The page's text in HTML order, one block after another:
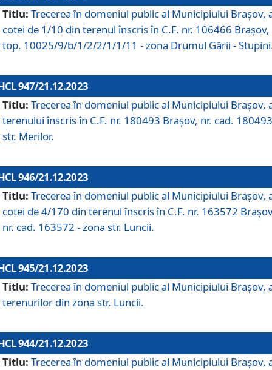
Titlu: Trecerea în domeniul public al Municipiului Braşov,
cotei de 1/10 din terenul înscris în C.F. nr. 106466 Brașov,
top. 10025/9/b/1/2/2/1/1/11 - zona Drumul Gării -
947/21.12.2023
Titlu: Trecerea în domeniul public al Municipiului Braşov,
terenului înscris în C.F. nr. 180493 Brașov, nr. cad.
str. Merilor.
946/21.12.2023
Titlu: Trecerea în domeniul public al Municipiului Braşov,
cotei de 4/170 din terenul înscris în C.F. nr. 163572
nr. cad. 163572 - zona str. Luncii.
945/21.12.2023
Titlu: Trecerea în domeniul public al Municipiului Braşov,
terenurilor din zona str. Luncii.
944/21.12.2023
Titlu: Trecerea în domeniul public al Municipiului Braşov,